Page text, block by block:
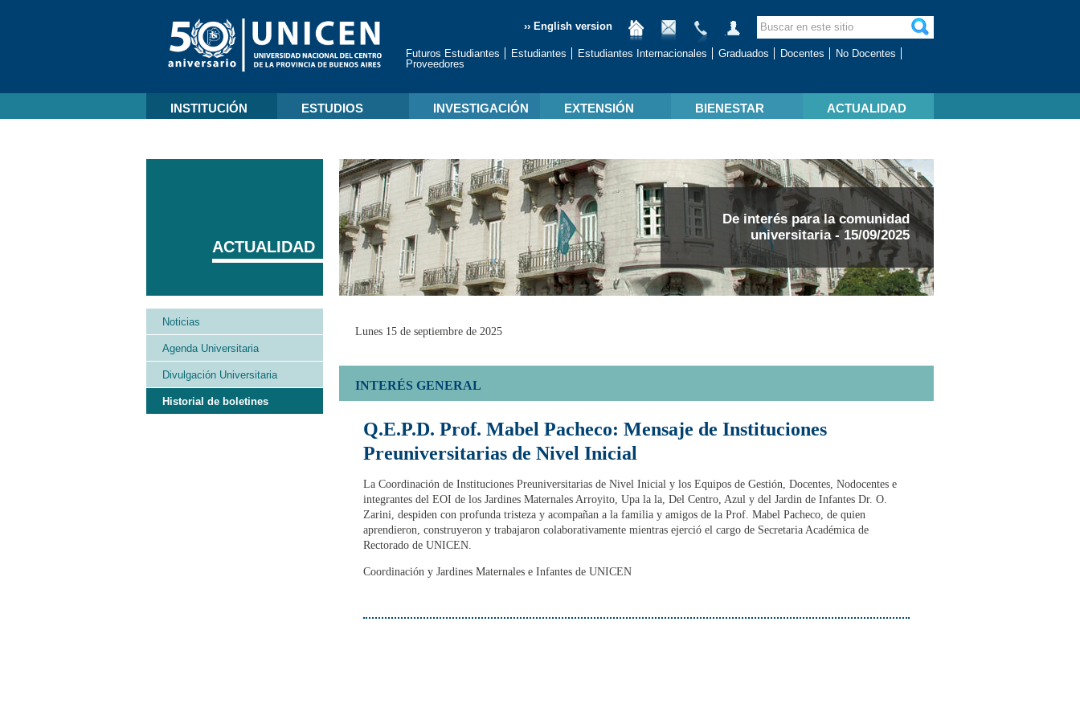
›› English version
Futuros Estudiantes Estudiantes Estudiantes Internacionales Graduados Docentes
No Docentes
Proveedores
INSTITUCIÓN ESTUDIOS INVESTIGACIÓN EXTENSIÓN BIENESTAR ACTUALIDAD
De interés para la comunidad
universitaria - 15/09/2025
Lunes 15 de septiembre de 2025
INTERÉS GENERAL
Q.E.P.D. Prof. Mabel Pacheco: Mensaje de Instituciones
Preuniversitarias de Nivel Inicial
La Coordinación de Instituciones Preuniversitarias de Nivel Inicial y los Equipos de Gestión, Docentes, Nodocentes e
integrantes del EOI de los Jardines Maternales Arroyito, Upa la la, Del Centro, Azul y del Jardin de Infantes Dr. O.
Zarini, despiden con profunda tristeza y acompañan a la familia y amigos de la Prof. Mabel Pacheco, de quien
aprendieron, construyeron y trabajaron colaborativamente mientras ejerció el cargo de Secretaria Académica de
Rectorado de UNICEN.
Coordinación y Jardines Maternales e Infantes de UNICEN
ACTUALIDAD
Noticias
Agenda Universitaria
Divulgación Universitaria
Historial de boletines